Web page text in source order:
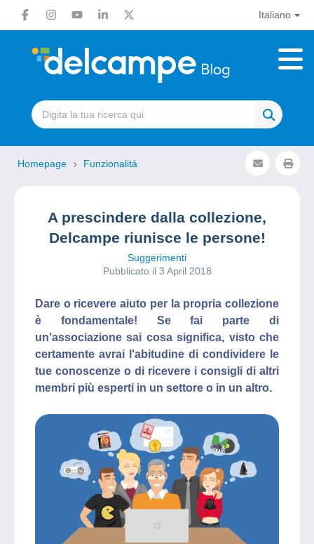
Italiano
Homepage Funzionalità
A prescindere dalla collezione,
Delcampe riunisce le persone!
Suggerimenti
Pubblicato il 3 April 2018
Dare o ricevere aiuto per la propria collezione
è fondamentale! Se fai parte di
un'associazione sai cosa significa, visto che
certamente avrai l'abitudine di condividere le
tue conoscenze o di ricevere i consigli di altri
membri più esperti in un settore o in un altro.